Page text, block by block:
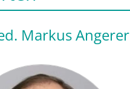
Markus Angerer